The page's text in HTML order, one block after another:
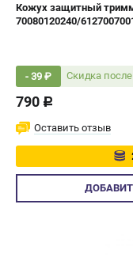
Как нас найти
Аккумуляторная
Генераторы
Двигатели
Запасные части
Мотоблоки
Принадлежности и
Кожух защитный
70080120240/
- 39 ₽ Скидка
790 c
Оставить отзыв